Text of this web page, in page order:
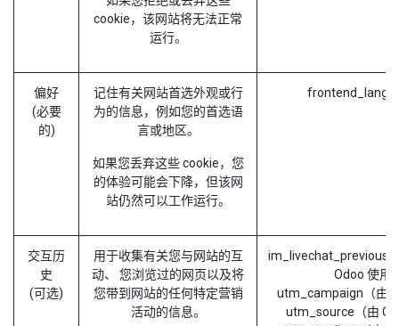
cookie，该网站将无法正常
运行。
偏好
(必要
的)
记住有关网站首选外观或行
为的信息，例如您的首选语
言或地区。
如果您丢弃这些 cookie，您
的体验可能会下降，但该网
站仍然可以工作运行。
frontend_lang
交互历
史
(可选)
用于收集有关您与网站的互
动、 您浏览过的网页以及将
您带到网站的任何特定营销
活动的信息。
Odoo 使用
utm_campaign（由
utm_source（由